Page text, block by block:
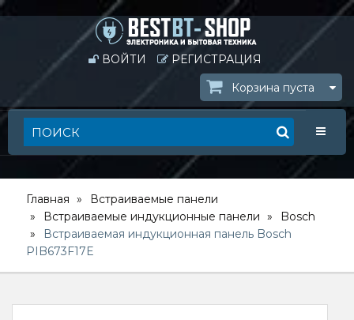
ВОЙТИ
РЕГИСТРАЦИЯ
Корзина пуста
Главная
Встраиваемые панели
Встраиваемые индукционные панели
Bosch
Встраиваемая индукционная панель Bosch
PIB673F17E